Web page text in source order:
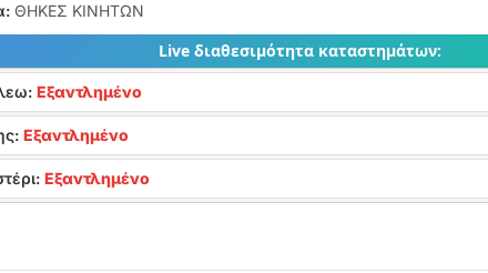
ΘΗΚΕΣ ΚΙΝΗΤΩΝ
Live διαθεσιμότητα καταστημάτων:
Εξαντλημένο
Εξαντλημένο
Εξαντλημένο